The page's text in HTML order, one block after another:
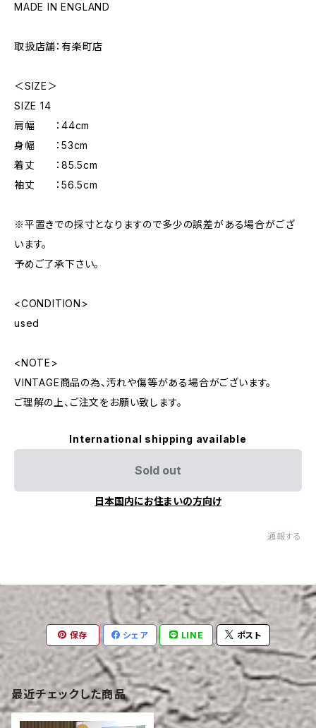
MADE IN ENGLAND
取扱店舗：有楽町店
＜SIZE＞
SIZE 14
肩幅 ：44cm
身幅 ：53cm
着丈 ：85.5cm
袖丈 ：56.5cm
※平置きでの採寸となりますので多少の誤差がある場合がござ
います。
予めご了承下さい。
<CONDITION>
used
<NOTE>
VINTAGE商品の為、汚れや傷等がある場合がございます。
ご理解の上、ご注文をお願い致します。
International shipping available
Sold out
日本国内にお住まいの方向け
通報する
保存 シェア LINE ポスト
最近チェックした商品